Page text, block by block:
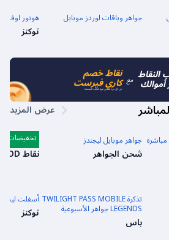
جواهر وباقات لوردز موبايل هونور اوف
توكنز
مع نقاط خصم
كاري فيرست
في كل مرة تشحن فيها العابك المفضلة
عرض المزيد
جواهر موبايل ليجندز
شحن الجواهر
كول أوف
نقاط COD والباتل باس
تخفيضات
تذكرة TWILIGHT PASS MOBILE
LEGENDS جواهر الأسبوعية
باس
أسفلت
توكنز